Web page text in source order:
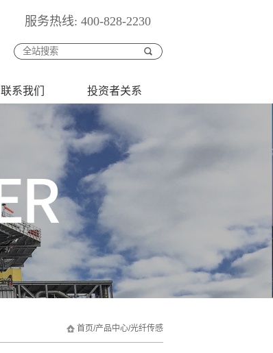
服务热线: 400-828-2230
联系我们 投资者关系
首页/产品中心/光纤传感